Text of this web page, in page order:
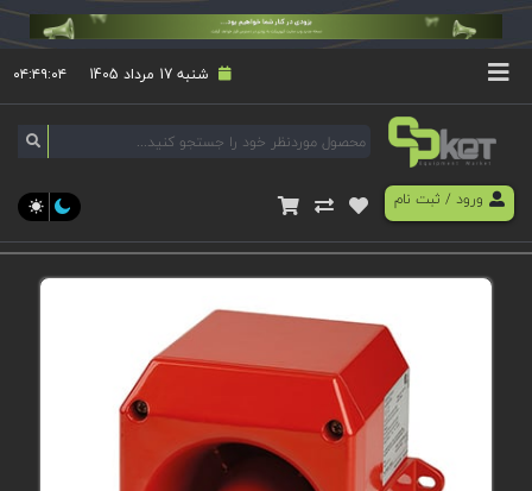
شنبه 17 مرداد 1405 ۰۴:۴۹:۰۴
ورود/ ثبت نام